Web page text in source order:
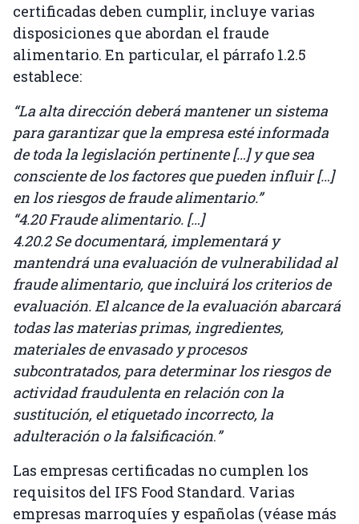
certificadas deben cumplir, incluye varias
disposiciones que abordan el fraude
alimentario. En particular, el párrafo 1.2.5
establece:
“La alta dirección deberá mantener un sistema
para garantizar que la empresa esté informada
de toda la legislación pertinente […] y que sea
consciente de los factores que pueden influir […]
en los riesgos de fraude alimentario.”
“4.20 Fraude alimentario. […]
4.20.2 Se documentará, implementará y
mantendrá una evaluación de vulnerabilidad al
fraude alimentario, que incluirá los criterios de
evaluación. El alcance de la evaluación abarcará
todas las materias primas, ingredientes,
materiales de envasado y procesos
subcontratados, para determinar los riesgos de
actividad fraudulenta en relación con la
sustitución, el etiquetado incorrecto, la
adulteración o la falsificación.”
Las empresas certificadas no cumplen los
requisitos del IFS Food Standard. Varias
empresas marroquíes y españolas (véase más